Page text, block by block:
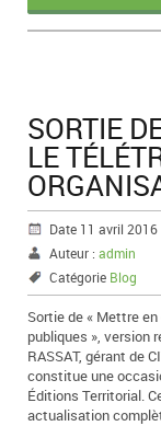
SORTIE
LE
Date 11 avril 2016
Auteur : admin
Catégorie Blog
Sortie de « Mettre
publiques », version
RASSAT, gérant de
constitue une
Éditions Territorial.
actualisation